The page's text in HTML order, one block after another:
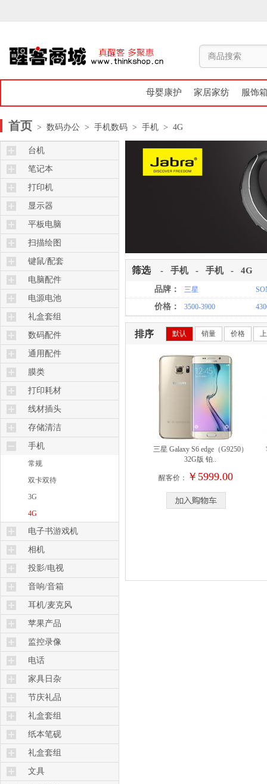
母婴康护 家居家纺 服饰
首页 > 数码办公 > 手机数码 > 手机 > 4G
台机
笔记本
打印机
显示器
平板电脑
扫描绘图
键鼠/配套
电脑配件
电源电池
礼盒套组
数码配件
通用配件
膜类
打印耗材
线材插头
存储清洁
手机
常规
双卡双待
3G
4G
电子书游戏机
电子书
相机
相机
投影/电视
微投
音响/音箱
音乐基座
音箱
音响
家庭影院
播放录设备
耳机/麦克风
耳机
耳麦
耳塞
蓝牙耳机
麦克风
苹果产品
苹果电脑
IPAD
监控录像
安防监控
电话
常规电话
家具日杂
节庆礼品
礼盒套组
纸本笔砚
礼盒套组
文具
筛选 - 手机- 手机- 4G
品牌： 三星
价格： 3500-3900
排序 默认 销量 价格
三星 Galaxy S6 edge（G9250）
32G版 铂..
醒客价： ￥5999.00